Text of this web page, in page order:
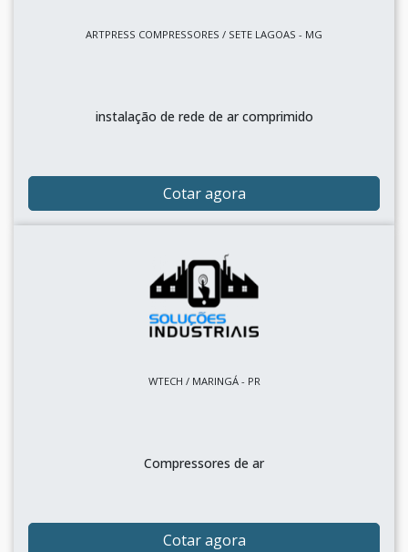
ARTPRESS COMPRESSORES / SETE LAGOAS - MG
instalação de rede de ar comprimido
Cotar agora
WTECH / MARINGÁ - PR
Compressores de ar
Cotar agora